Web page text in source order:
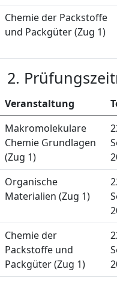
Chemie der Packstoffe
und Packgüter (Zug 1)
2.
Veranstaltung
Makromolekulare
Chemie Grundlagen
(Zug 1)
Organische
Materialien (Zug 1)
Chemie der
Packstoffe und
Packgüter (Zug 1)